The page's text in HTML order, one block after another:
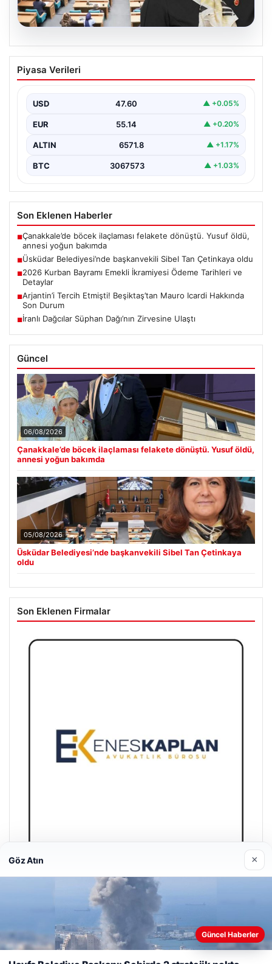
Üsküdar Belediyesi’nde başkanvekili
Sibel Tan Çetinkaya oldu
Piyasa Verileri
USD 47.60 ▲ +0.05%
EUR 55.14 ▲ +0.20%
ALTIN 6571.8 ▲ +1.17%
BTC 3067573 ▲ +1.03%
Son Eklenen Haberler
■Çanakkale’de böcek ilaçlaması felakete dönüştü. Yusuf öldü,
annesi yoğun bakımda
■Üsküdar Belediyesi’nde başkanvekili Sibel Tan Çetinkaya oldu
■2026 Kurban Bayramı Emekli İkramiyesi Ödeme Tarihleri ve
Detaylar
■Arjantin’i Tercih Etmişti! Beşiktaş’tan Mauro Icardi Hakkında
Son Durum
■İranlı Dağcılar Süphan Dağı’nın Zirvesine Ulaştı
Güncel
06/08/2026
Çanakkale’de böcek ilaçlaması felakete dönüştü. Yusuf öldü,
annesi yoğun bakımda
05/08/2026
Üsküdar Belediyesi’nde başkanvekili Sibel Tan Çetinkaya
oldu
Son Eklenen Firmalar
Enes Kaplan Avukatlık Bürosu
Web sitemizi nasıl kullandığınızı daha iyi anlayabilmek,
Göz Atın ×
Güncel Haberler